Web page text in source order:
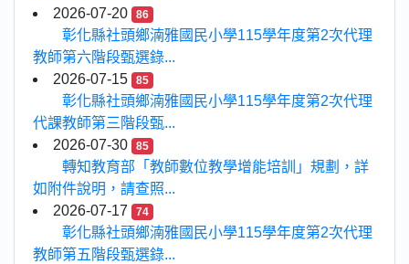
2026-07-20
86
彰化縣社頭鄉湳雅國民小學115學年度第2次代理
教師第六階段甄選錄...
2026-07-15
85
彰化縣社頭鄉湳雅國民小學115學年度第2次代理
代課教師第三階段甄...
2026-07-30
85
轉知教育部「教師數位教學增能培訓」規劃，詳
如附件說明，請查照...
2026-07-17
74
彰化縣社頭鄉湳雅國民小學115學年度第2次代理
教師第五階段甄選錄...